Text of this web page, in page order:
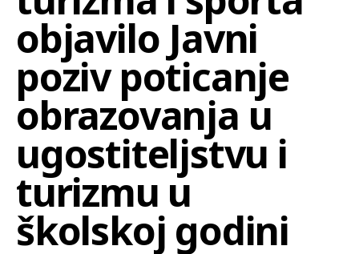
objavilo Javni
poziv poticanje
obrazovanja u
ugostiteljstvu i
turizmu u
školskoj godini